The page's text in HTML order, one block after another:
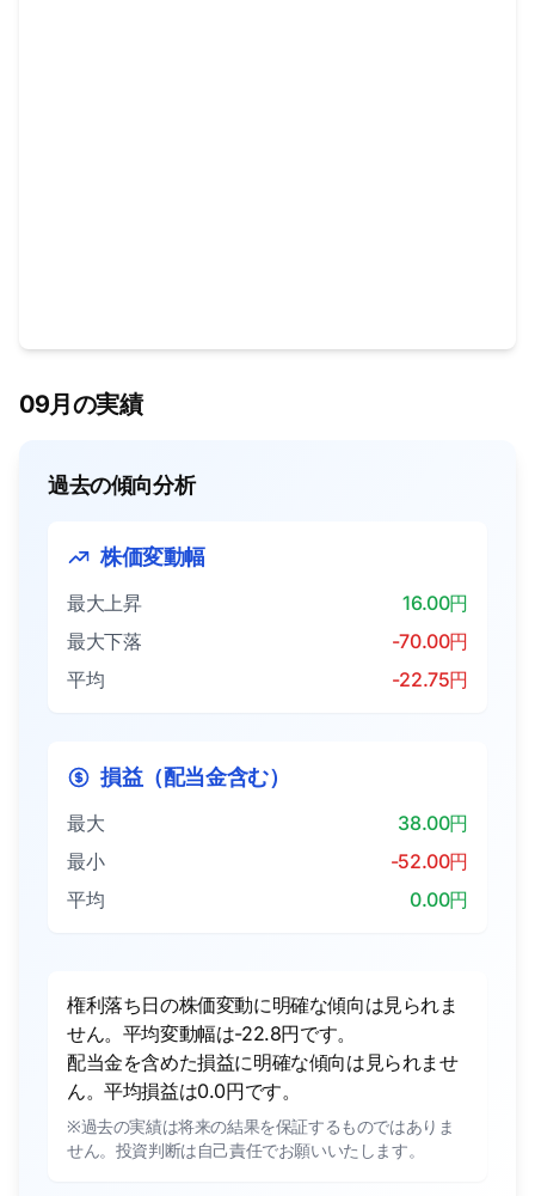
09月の実績
過去の傾向分析
株価変動幅
最大上昇
16.00円
最大下落
-70.00円
平均
-22.75円
損益（配当金含む）
最大
38.00円
最小
-52.00円
平均
0.00円
権利落ち日の株価変動に明確な傾向は見られま
せん。平均変動幅は-22.8円です。
配当金を含めた損益に明確な傾向は見られませ
ん。平均損益は0.0円です。
※過去の実績は将来の結果を保証するものではありま
せん。投資判断は自己責任でお願いいたします。